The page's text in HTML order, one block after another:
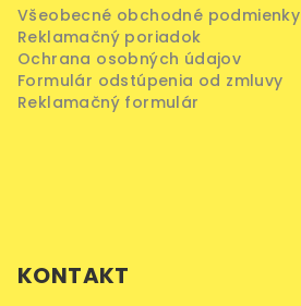
Všeobecné obchodné podmienky
Reklamačný poriadok
Ochrana osobných údajov
Formulár odstúpenia od zmluvy
Reklamačný formulár
KONTAKT